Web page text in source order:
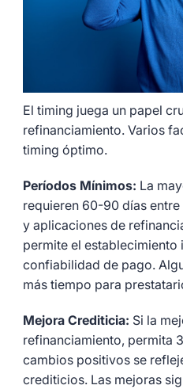
El timing juega un papel
refinanciamiento. Varios
timing óptimo.
Períodos Mínimos: La
requieren 60-90 días
y aplicaciones de
permite el establecimiento
confiabilidad de pago.
más tiempo para
Mejora Crediticia: Si la
refinanciamiento, permita
cambios positivos se
crediticios. Las mejoras